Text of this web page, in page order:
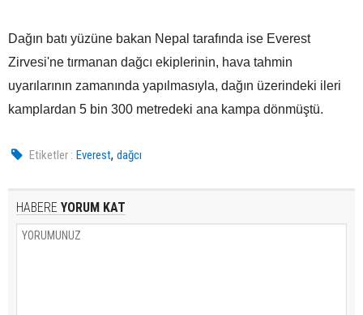
Dağın batı yüzüne bakan Nepal tarafında ise Everest
Zirvesi'ne tırmanan dağcı ekiplerinin, hava tahmin
uyarılarının zamanında yapılmasıyla, dağın üzerindeki ileri
kamplardan 5 bin 300 metredeki ana kampa dönmüştü.
Etiketler : Everest,dağcı
HABERE YORUM KAT